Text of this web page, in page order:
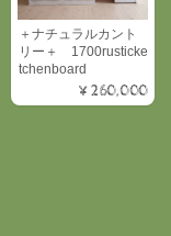
＋ナチュラルカント
リー＋ 1700rusticke
tchenboard
¥260,000